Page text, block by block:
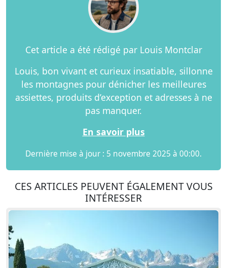
Cet article a été rédigé par Louis Montclar
Louis, bon vivant et curieux insatiable, sillonne
les montagnes pour dénicher les meilleures
assiettes, produits d’exception et adresses à ne
pas manquer.
En savoir plus
Dernière mise à jour : 5 novembre 2025 à 00:00.
CES ARTICLES PEUVENT ÉGALEMENT VOUS
INTÉRESSER